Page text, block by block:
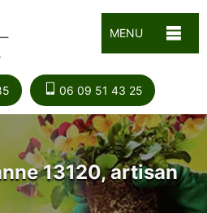
MENU
06 09 51 43 25
13120, artisan